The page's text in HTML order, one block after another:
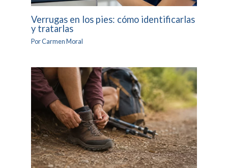
Verrugas en los pies: cómo identificarlas
y tratarlas
PorCarmen Moral